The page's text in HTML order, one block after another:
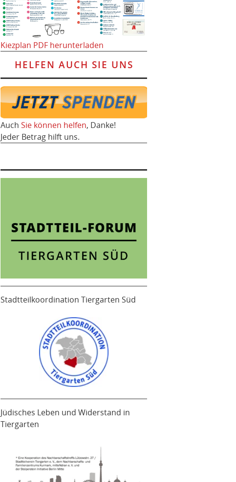
Kiezplan PDF herunterladen
HELFEN AUCH SIE UNS
Auch Sie können helfen, Danke!
Jeder Betrag hilft uns.
Stadtteilkoordination Tiergarten Süd
Jüdisches Leben und Widerstand in
Tiergarten